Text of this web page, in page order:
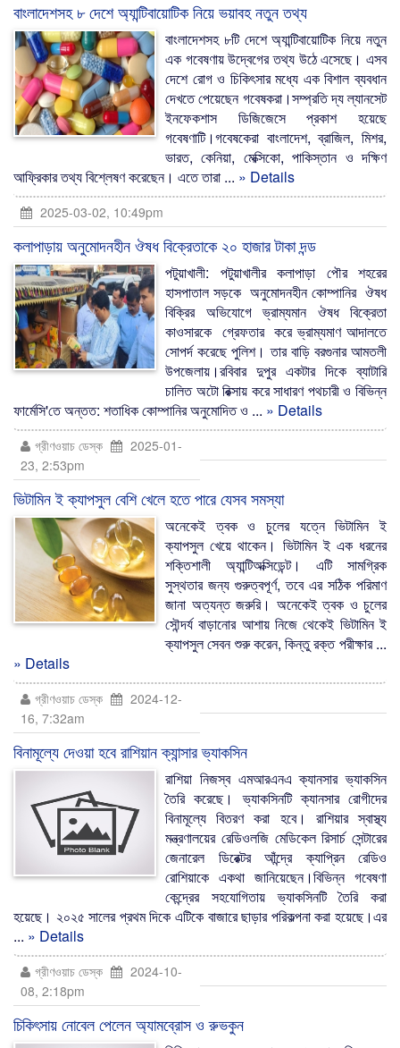
বাংলাদেশসহ ৮ দেশে অ্যান্টিবায়োটিক নিয়ে ভয়াবহ নতুন তথ্য
বাংলাদেশসহ ৮টি দেশে অ্যান্টিবায়োটিক নিয়ে নতুন
এক গবেষণায় উদ্বেগের তথ্য উঠে এসেছে। এসব
দেশে রোগ ও চিকিৎসার মধ্যে এক বিশাল ব্যবধান
দেখতে পেয়েছেন গবেষকরা।সম্প্রতি দ্য ল্যানসেট
ইনফেকশাস ডিজিজেসে প্রকাশ হয়েছে
গবেষণাটি।গবেষকেরা বাংলাদেশ, ব্রাজিল, মিশর,
ভারত, কেনিয়া, মেক্সিকো, পাকিস্তান ও দক্ষিণ
আফ্রিকার তথ্য বিশ্লেষণ করেছেন। এতে তারা ... » Details
2025-03-02, 10:49pm
কলাপাড়ায় অনুমোদনহীন ঔষধ বিক্রেতাকে ২০ হাজার টাকা দন্ড
পটুয়াখালী: পটুয়াখালীর কলাপাড়া পৌর শহরের
হাসপাতাল সড়কে অনুমোদনহীন কোম্পানির ঔষধ
বিক্রির অভিযোগে ভ্রাম্যমান ঔষধ বিক্রেতা
কাওসারকে গ্রেফতার করে ভ্রাম্যমাণ আদালতে
সোপর্দ করেছে পুলিশ। তার বাড়ি বরগুনার আমতলী
উপজেলায়।রবিবার দুপুর একটার দিকে ব্যাটারি
চালিত অটো রিক্সায় করে সাধারণ পথচারী ও বিভিন্ন
ফার্মেসি'তে অন্তত: শতাধিক কোম্পানির অনুমোদিত ও ... » Details
গ্রীণওয়াচ ডেস্ক
2025-01-
23, 2:53pm
ভিটামিন ই ক্যাপসুল বেশি খেলে হতে পারে যেসব সমস্যা
অনেকেই ত্বক ও চুলের যত্নে ভিটামিন ই
ক্যাপসুল খেয়ে থাকেন। ভিটামিন ই এক ধরনের
শক্তিশালী অ্যান্টিঅক্সিডেন্ট। এটি সামগ্রিক
সুস্থতার জন্য গুরুত্বপূর্ণ, তবে এর সঠিক পরিমাণ
জানা অত্যন্ত জরুরি। অনেকেই ত্বক ও চুলের
সৌন্দর্য বাড়ানোর আশায় নিজে থেকেই ভিটামিন ই
ক্যাপসুল সেবন শুরু করেন, কিন্তু রক্ত পরীক্ষার ...
» Details
গ্রীণওয়াচ ডেস্ক
2024-12-
16, 7:32am
বিনামূল্যে দেওয়া হবে রাশিয়ান ক্যান্সার ভ্যাকসিন
রাশিয়া নিজস্ব এমআরএনএ ক্যানসার ভ্যাকসিন
তৈরি করেছে। ভ্যাকসিনটি ক্যানসার রোগীদের
বিনামূল্যে বিতরণ করা হবে। রাশিয়ার স্বাস্থ্য
মন্ত্রণালয়ের রেডিওলজি মেডিকেল রিসার্চ সেন্টারের
জেনারেল ডিরেক্টর আঁন্দ্রে ক্যাপ্রিন রেডিও
রোশিয়াকে একথা জানিয়েছেন।বিভিন্ন গবেষণা
কেন্দ্রের সহযোগিতায় ভ্যাকসিনটি তৈরি করা
হয়েছে। ২০২৫ সালের প্রথম দিকে এটিকে বাজারে ছাড়ার পরিকল্পনা করা হয়েছে।এর
... » Details
গ্রীণওয়াচ ডেস্ক
2024-10-
08, 2:18pm
চিকিৎসায় নোবেল পেলেন অ্যামব্রোস ও রুভকুন